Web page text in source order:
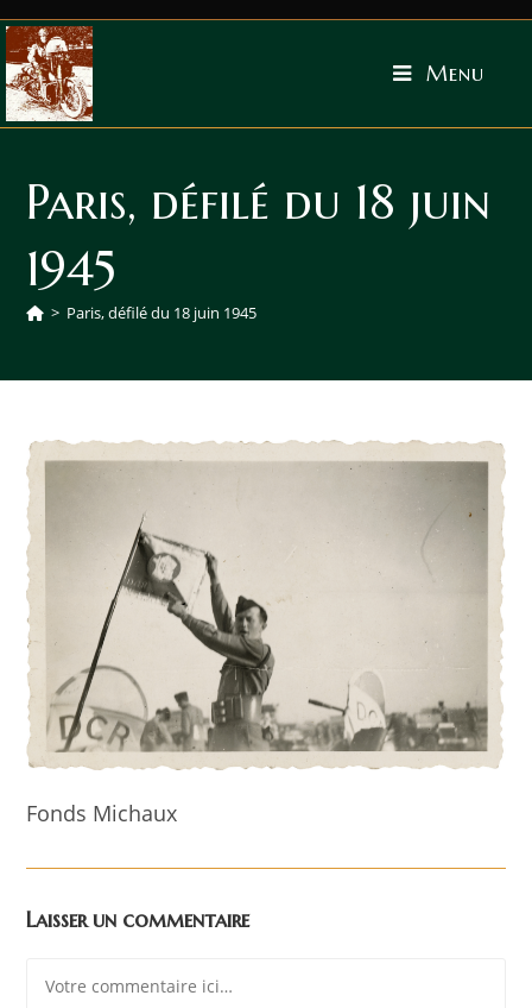
Menu
Paris, défilé du 18 juin
1945
> Paris, défilé du 18 juin 1945
Fonds Michaux
Laisser un commentaire